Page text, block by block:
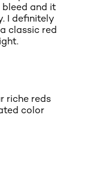
bleed and it
I definitely
classic red
riche reds
color